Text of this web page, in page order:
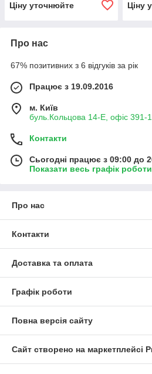
Ціну уточнюйте Ціну
Про нас
67% позитивних з 6 відгуків за рік
Працює з 19.09.2016
м. Київ
буль.Кольцова 14-Е, офіс 391-
Контакти
Сьогодні працює з 09:00 до
Показати весь графік роботи
Про нас
Контакти
Доставка та оплата
Графік роботи
Повна версія сайту
Сайт створено на маркетплейсі